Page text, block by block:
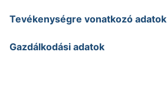
Tevékenységre vonatkozó adatok
Gazdálkodási adatok